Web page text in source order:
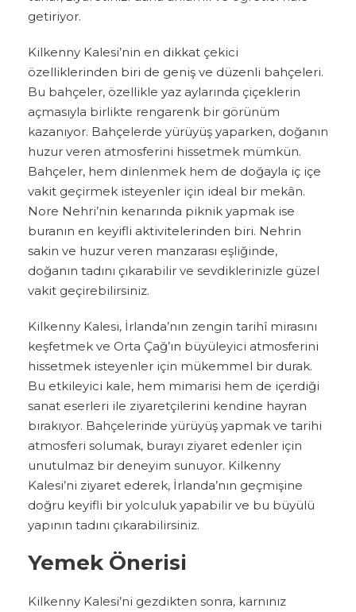
getiriyor.
Kilkenny Kalesi’nin en dikkat çekici
özelliklerinden biri de geniş ve düzenli bahçeleri.
Bu bahçeler, özellikle yaz aylarında çiçeklerin
açmasıyla birlikte rengarenk bir görünüm
kazanıyor. Bahçelerde yürüyüş yaparken, doğanın
huzur veren atmosferini hissetmek mümkün.
Bahçeler, hem dinlenmek hem de doğayla iç içe
vakit geçirmek isteyenler için ideal bir mekân.
Nore Nehri’nin kenarında piknik yapmak ise
buranın en keyifli aktivitelerinden biri. Nehrin
sakin ve huzur veren manzarası eşliğinde,
doğanın tadını çıkarabilir ve sevdiklerinizle güzel
vakit geçirebilirsiniz.
Kilkenny Kalesi, İrlanda’nın zengin tarihî mirasını
keşfetmek ve Orta Çağ’ın büyüleyici atmosferini
hissetmek isteyenler için mükemmel bir durak.
Bu etkileyici kale, hem mimarisi hem de içerdiği
sanat eserleri ile ziyaretçilerini kendine hayran
bırakıyor. Bahçelerinde yürüyüş yapmak ve tarihi
atmosferi solumak, burayı ziyaret edenler için
unutulmaz bir deneyim sunuyor. Kilkenny
Kalesi’ni ziyaret ederek, İrlanda’nın geçmişine
doğru keyifli bir yolculuk yapabilir ve bu büyülü
yapının tadını çıkarabilirsiniz.
Yemek Önerisi
Kilkenny Kalesi’ni gezdikten sonra, karnınız